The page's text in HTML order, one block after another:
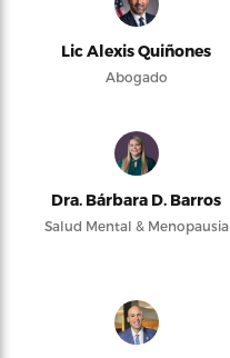
Lic Alexis Quiñones
Abogado
Dra. Bárbara D. Barros
Salud Mental & Menopausia